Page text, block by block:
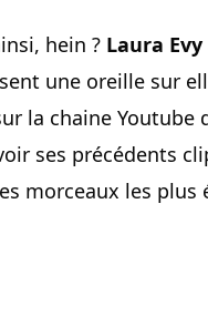
hein ? Laura Evy
une oreille sur
la chaine Youtube
ses précédents
morceaux les